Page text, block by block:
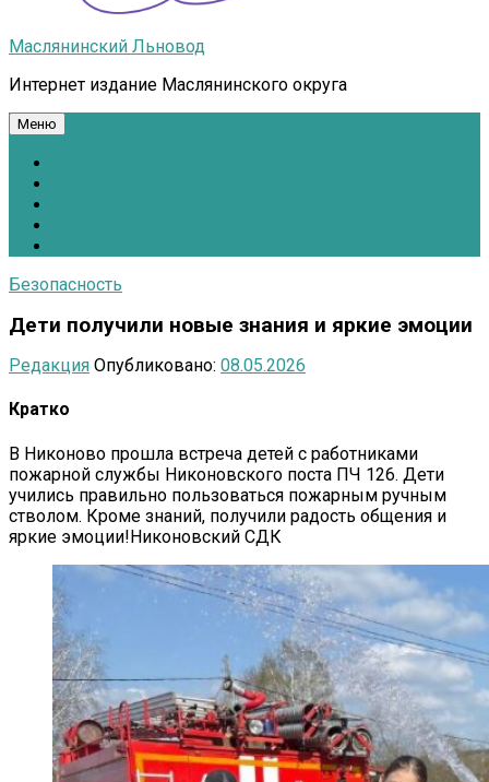
Маслянинский Льновод
Интернет издание Маслянинского округа
Меню
Безопасность
Дети получили новые знания и яркие эмоции
Редакция Опубликовано: 08.05.2026
Кратко
В Никоново прошла встреча детей с работниками
пожарной службы Никоновского поста ПЧ 126. Дети
учились правильно пользоваться пожарным ручным
стволом. Кроме знаний, получили радость общения и
яркие эмоции!Никоновский СДК